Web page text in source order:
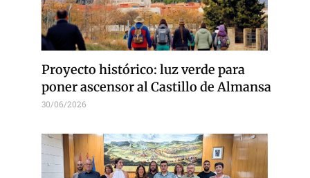
Proyecto histórico: luz verde para
poner ascensor al Castillo de Almansa
30/06/2026